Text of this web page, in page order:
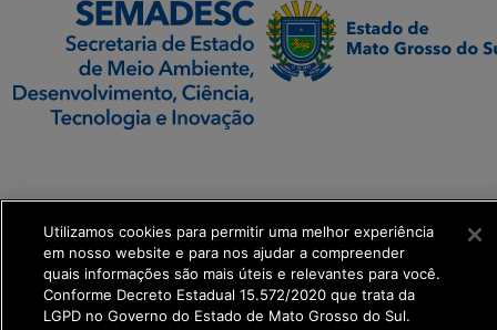
get_footer();
Utilizamos cookies para permitir uma melhor experiência
em nosso website e para nos ajudar a compreender
quais informações são mais úteis e relevantes para você.
Conforme Decreto Estadual 15.572/2020 que trata da
LGPD no Governo do Estado de Mato Grosso do Sul.